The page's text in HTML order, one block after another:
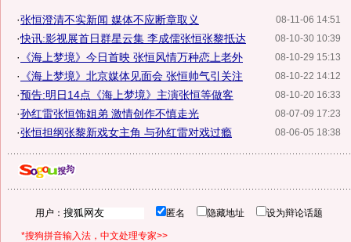
08-11-06 14:51
·张恒澄清不实新闻 媒体不应断章取义
08-10-30 10:39
·快讯:影视展首日群星云集 李成儒张恒张黎抵达
08-10-29 15:13
· 《海上梦境》今日首映 张恒风情万种恋上老外
08-10-22 14:12
· 《海上梦境》北京媒体见面会 张恒帅气引关注
08-10-20 16:33
·预告:明日14点《海上梦境》主演张恒等做客
08-07-09 17:23
·孙红雷张恒饰姐弟 激情创作不慎走光
08-06-05 18:38
·张恒担纲张黎新戏女主角 与孙红雷对戏过瘾
用户： 匿名 隐藏地址 设为辩论话题
*搜狗拼音输入法，中文处理专家>>